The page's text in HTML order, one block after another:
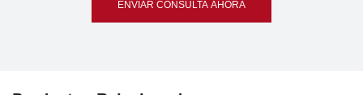
ENVIAR CONSULTA AHORA